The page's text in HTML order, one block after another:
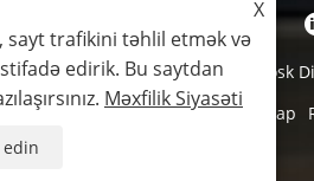
© 2024 Shenzhen TopAdkiosk
Links Sitemap
X
sayt trafikini təhlil etmək və
edirik. Bu saytdan
Məxfilik Siyasəti